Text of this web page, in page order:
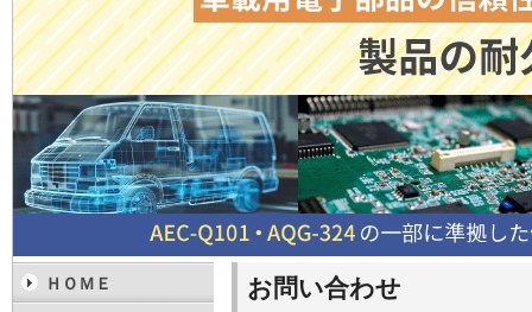
お問い合わせ
ＨＯＭＥ